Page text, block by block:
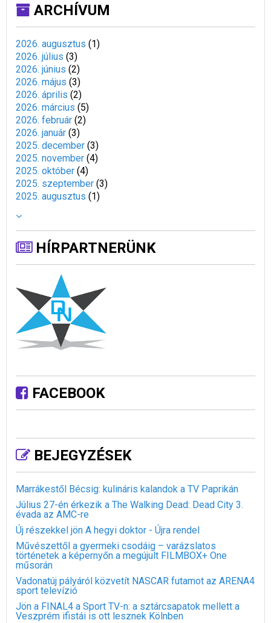
ARCHÍVUM
2026. augusztus (1)
2026. július (3)
2026. június (2)
2026. május (3)
2026. április (2)
2026. március (5)
2026. február (2)
2026. január (3)
2025. december (3)
2025. november (4)
2025. október (4)
2025. szeptember (3)
2025. augusztus (1)
HÍRPARTNERÜNK
FACEBOOK
BEJEGYZÉSEK
Marrákestől Bécsig: kulináris kalandok a TV Paprikán
Július 27-én érkezik a The Walking Dead: Dead City 3.
évada az AMC-re
Új részekkel jön A hegyi doktor - Újra rendel
Művészettől a gyermeki csodáig – varázslatos
történetek a képernyőn a megújult FILMBOX+ One
műsorán
Vadonatúj pályáról közvetít NASCAR futamot az ARENA4
sport televízió
Jön a FINAL4 a Sport TV-n: a sztárcsapatok mellett a
Veszprém ifistái is ott lesznek Kölnben